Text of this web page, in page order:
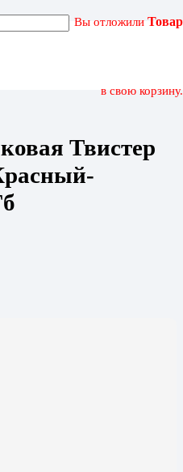
Вы отложили Товар
в свою корзину.
“TWISTER” S131
Твистер